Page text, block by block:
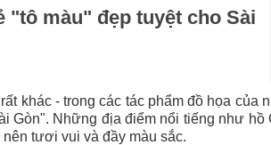
màu" đẹp tuyệt cho Sài
khác - trong các tác phẩm đồ họa của
Gòn". Những địa điểm nổi tiếng như hồ
tươi vui và đầy màu sắc.